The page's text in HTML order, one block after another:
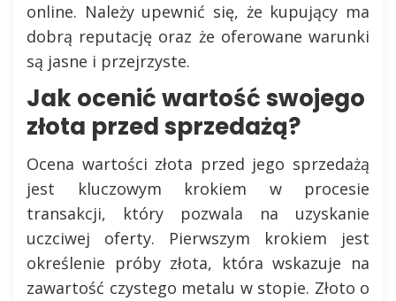
online. Należy upewnić się, że kupujący ma
dobrą reputację oraz że oferowane warunki
są jasne i przejrzyste.
Jak ocenić wartość swojego
złota przed sprzedażą?
Ocena wartości złota przed jego sprzedażą
jest kluczowym krokiem w procesie
transakcji, który pozwala na uzyskanie
uczciwej oferty. Pierwszym krokiem jest
określenie próby złota, która wskazuje na
zawartość czystego metalu w stopie. Złoto o